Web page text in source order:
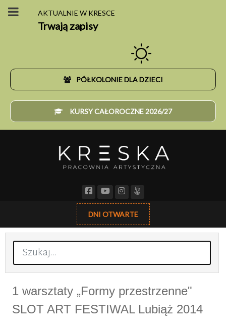
AKTUALNIE W KRESCE
Trwają zapisy
PÓŁKOLONIE DLA DZIECI
KURSY CAŁOROCZNE 2026/27
DNI OTWARTE
Szukaj
1 warsztaty „Formy przestrzenne"
SLOT ART FESTIWAL Lubiąż 2014